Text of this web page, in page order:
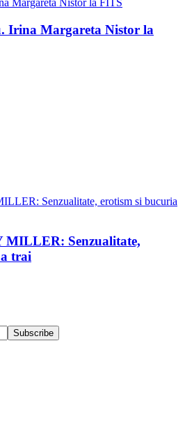
Irina Margareta Nistor la
MILLER: Senzualitate,
trai